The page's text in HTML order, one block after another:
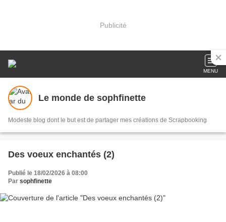
Publicité
MENU
Le monde de sophfinette
Modeste blog dont le but est de partager mes créations de Scrapbooking
Des voeux enchantés (2)
Publié le 18/02/2026 à 08:00
Par sophfinette